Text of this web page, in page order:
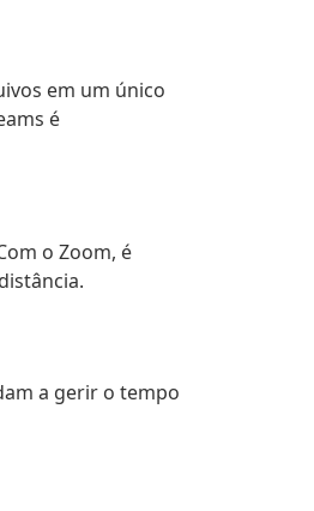
em um único
é
o Zoom, é
a gerir o tempo